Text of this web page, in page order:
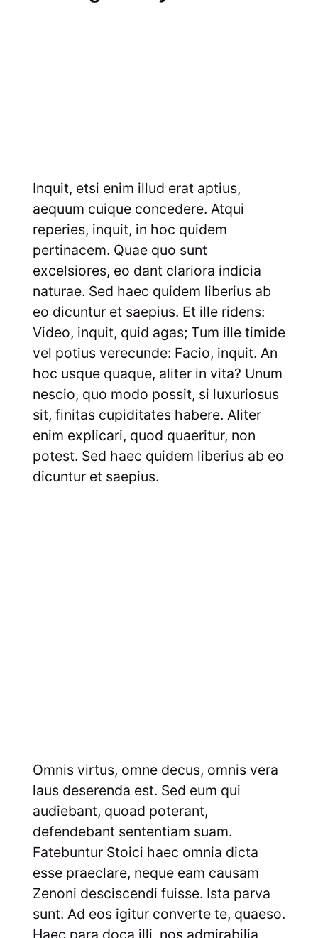
Inquit, etsi enim illud erat aptius,
aequum cuique concedere. Atqui
reperies, inquit, in hoc quidem
pertinacem. Quae quo sunt
excelsiores, eo dant clariora indicia
naturae. Sed haec quidem liberius ab
eo dicuntur et saepius. Et ille ridens:
Video, inquit, quid agas; Tum ille timide
vel potius verecunde: Facio, inquit. An
hoc usque quaque, aliter in vita? Unum
nescio, quo modo possit, si luxuriosus
sit, finitas cupiditates habere. Aliter
enim explicari, quod quaeritur, non
potest. Sed haec quidem liberius ab eo
dicuntur et saepius.
Omnis virtus, omne decus, omnis vera
laus deserenda est. Sed eum qui
audiebant, quoad poterant,
defendebant sententiam suam.
Fatebuntur Stoici haec omnia dicta
esse praeclare, neque eam causam
Zenoni desciscendi fuisse. Ista parva
sunt. Ad eos igitur converte te, quaeso.
Haec para doca illi, nos admirabilia